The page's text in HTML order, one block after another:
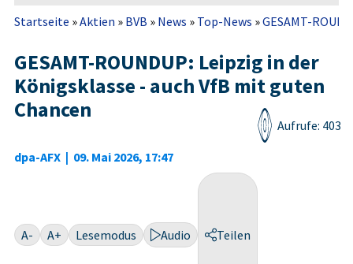
Startseite »Aktien » BVB » News » Top-News »GESAMT-
GESAMT-ROUNDUP: Leipzig in der
Königsklasse - auch VfB mit guten
Chancen
dpa-AFX | 09. Mai 2026, 17:47
Aufrufe: 403
A- A+ Lesemodus Audio Teilen